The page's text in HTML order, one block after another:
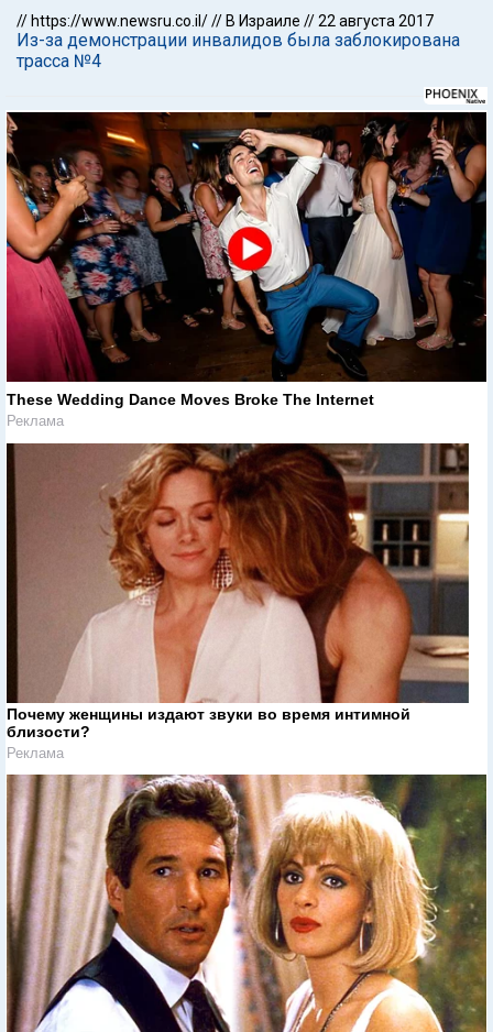
// https://www.newsru.co.il/// В Израиле //22 августа 2017
Из-за демонстрации инвалидов была заблокирована
трасса №4
These Wedding Dance Moves Broke The Internet
Реклама
Почему женщины издают звуки во время интимной
близости?
Реклама